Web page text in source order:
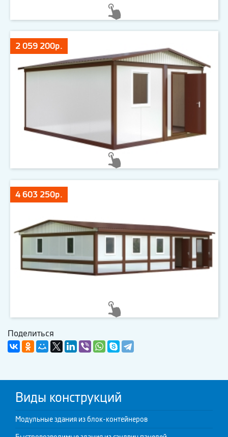
2 059 200р.
4 603 250р.
Поделиться
Виды конструкций
Модульные здания из блок-контейнеров